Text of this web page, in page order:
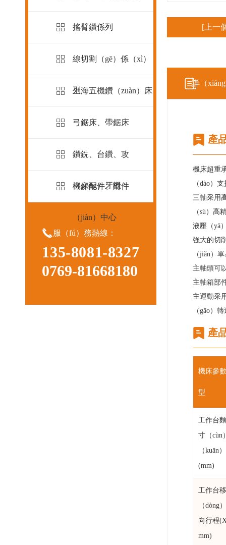
搖臂鑽係列
線切割（gē）係（xì）
列
上海五機鑽（zuàn）床
弓鋸床、帶鋸床
鑽銑、台鑽、攻
（gōng）牙機
機床配件、附件
（jiàn）中心
服（fú）務熱線：
135-8081-8327
0769-81668180
[上一
詳（
產
機床超重
（dào）
三軸采用
（sù）高
液壓（yā
強大的切
（jiǎn）
主軸頭可
主軸箱部
主運動采
（gāo）
產
機床參
型
工作台
寸（cùn
（kuān
(mm)
工作台
（dòng
向行程
mm)